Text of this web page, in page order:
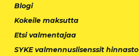
Blogi
Kokeile maksutta
Etsi valmentajaa
SYKE valmennuslisenssit hinnasto